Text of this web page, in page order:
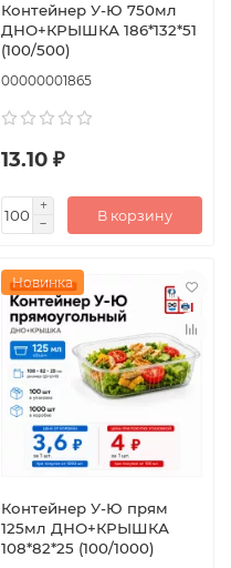
Контейнер У-Ю 750мл
ДНО+КРЫШКА 186*132*51
(100/500)
00000001865
13.10 ₽
В корзину
Новинка
Контейнер У-Ю прям
125мл ДНО+КРЫШКА
108*82*25 (100/1000)